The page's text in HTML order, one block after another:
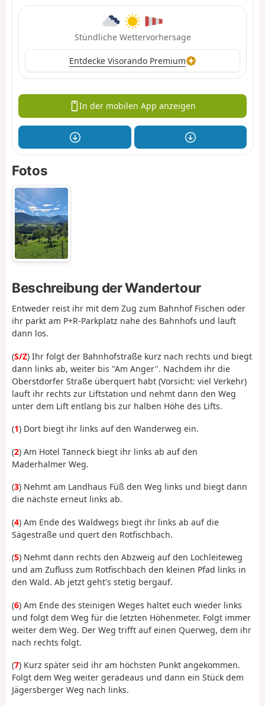
Stündliche Wettervorhersage
Entdecke Visorando Premium
In der mobilen App anzeigen
Fotos
Beschreibung der Wandertour
Entweder reist ihr mit dem Zug zum Bahnhof Fischen oder
ihr parkt am P+R-Parkplatz nahe des Bahnhofs und lauft
dann los.
(S/Z) Ihr folgt der Bahnhofstraße kurz nach rechts und biegt
dann links ab, weiter bis "Am Anger". Nachdem ihr die
Oberstdorfer Straße überquert habt (Vorsicht: viel Verkehr)
lauft ihr rechts zur Liftstation und nehmt dann den Weg
unter dem Lift entlang bis zur halben Höhe des Lifts.
(1) Dort biegt ihr links auf den Wanderweg ein.
(2) Am Hotel Tanneck biegt ihr links ab auf den
Maderhalmer Weg.
(3) Nehmt am Landhaus Füß den Weg links und biegt dann
die nächste erneut links ab.
(4) Am Ende des Waldwegs biegt ihr links ab auf die
Sägestraße und quert den Rotfischbach.
(5) Nehmt dann rechts den Abzweig auf den Lochleiteweg
und am Zufluss zum Rotfischbach den kleinen Pfad links in
den Wald. Ab jetzt geht's stetig bergauf.
(6) Am Ende des steinigen Weges haltet euch wieder links
und folgt dem Weg für die letzten Höhenmeter. Folgt immer
weiter dem Weg. Der Weg trifft auf einen Querweg, dem ihr
nach rechts folgt.
(7) Kurz später seid ihr am höchsten Punkt angekommen.
Folgt dem Weg weiter geradeaus und dann ein Stück dem
Jägersberger Weg nach links.